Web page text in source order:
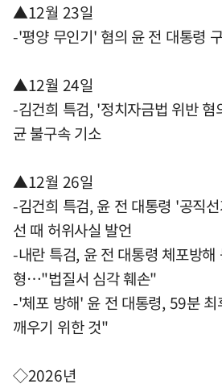
▲12월 23일
-'평양 무인기' 혐의 윤 전 대통령
▲12월 24일
-김건희 특검, '정치자금법 위반
균 불구속 기소
▲12월 26일
-김건희 특검, 윤 전 대통령 '공직
선 때 허위사실 발언
-내란 특검, 윤 전 대통령 체포방
형…"법질서 심각 훼손"
-'체포 방해' 윤 전 대통령, 59분
깨우기 위한 것"
◇2026년